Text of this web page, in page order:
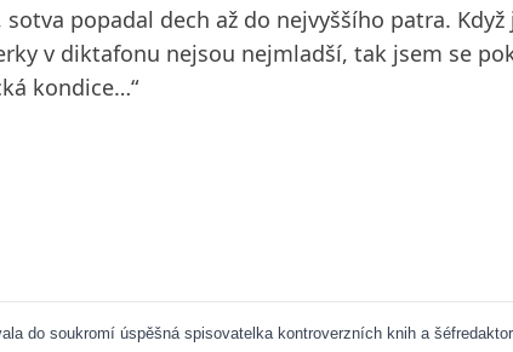
popadal dech až do nejvyššího patra.
v diktafonu nejsou nejmladší, tak jsem se
kondice…“
do soukromí úspěšná spisovatelka kontroverzních knih a